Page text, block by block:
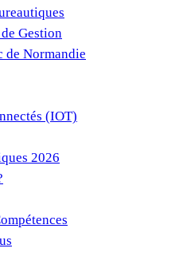
Gestion
de Normandie
(IOT)
2026